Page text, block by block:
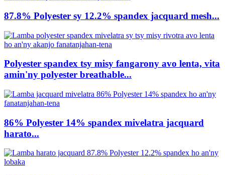
87.8% Polyester sy 12.2% spandex jacquard mesh...
Polyester spandex tsy misy fangarony avo lenta, vita
amin'ny polyester breathable...
86% Polyester 14% spandex mivelatra jacquard
harato...